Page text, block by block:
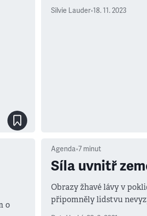
Silvie Lauder•18. 11. 2023
o
Agenda•7 minut
Síla uvnitř
Obrazy žhavé lávy v
připomněly lidstvu